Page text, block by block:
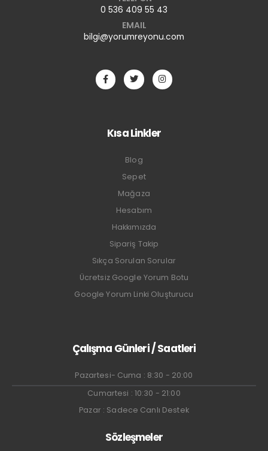
0 536 409 55 43
EMAIL
bilgi@yorumreyonu.com
Kısa Linkler
Blog
Sepet
Mağaza
Hesabım
Hakkımızda
Sipariş Takip
Sıkça Sorulan Sorular
Ücretsiz Google Yorum Botu
Google Yorum Linki Oluşturucu
Çalışma Günleri / Saatleri
Pazartesi- Cuma : 8:30 - 20:00
Cumartesi : 10:30 - 21:00
Pazar : Sadece Canlı Destek
Sözleşmeler